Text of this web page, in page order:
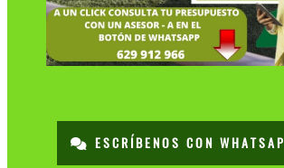
ESCRÍBENOS CON